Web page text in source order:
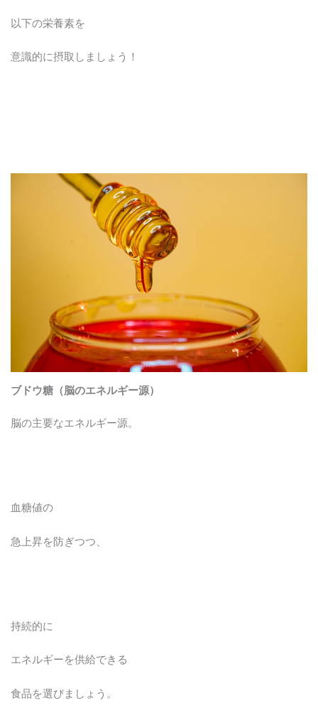
以下の栄養素を
意識的に摂取しましょう！
ブドウ糖（脳のエネルギー源）
脳の主要なエネルギー源。
血糖値の
急上昇を防ぎつつ、
持続的に
エネルギーを供給できる
食品を選びましょう。